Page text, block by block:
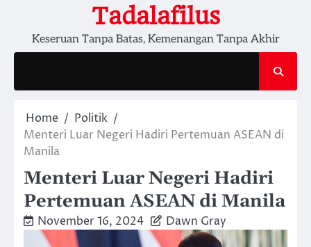
content
Tadalafilus
Keseruan Tanpa Batas, Kemenangan Tanpa Akhir
Home
Politik
Menteri Luar Negeri Hadiri Pertemuan ASEAN di
Manila
Menteri Luar Negeri Hadiri
Pertemuan ASEAN di Manila
November 16, 2024 Dawn Gray